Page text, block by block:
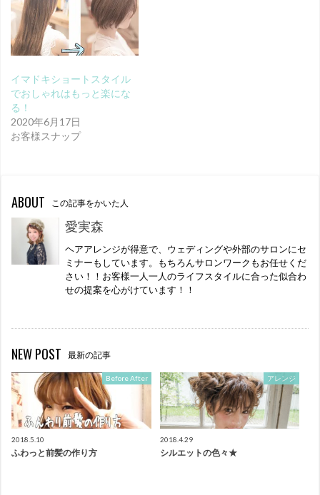
イマドキショートスタイル
でおしゃれはもっと楽にな
る！
2020年6月17日
お客様スナップ
ABOUT この記事をかいた人
愛実森
ヘアアレンジが得意で、ウェディングや外部のサロンにセ
ミナーもしています。もちろんサロンワークもお任せくだ
さい！！お客樣一人一人のライフスタイルに合った似合わ
せの提案を心がけています！！
NEW POST 最新の記事
Before After
2018.5.10
ふわっと前髪の作り方
アレンジ
2018.4.29
シルエットの色々★